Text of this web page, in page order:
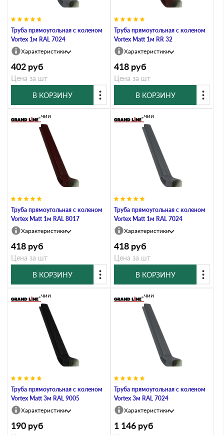
Труба прямоугольная с коленом
Vortex 1м RAL 7024
Характеристики
402 руб
Цена за шт
В КОРЗИНУ
Труба прямоугольная с коленом
Vortex Matt 1м RR 32
Характеристики
418 руб
Цена за шт
В КОРЗИНУ
Труба прямоугольная с коленом
Vortex Matt 1м RAL 8017
В наличии
Характеристики
418 руб
Цена за шт
В КОРЗИНУ
Труба прямоугольная с коленом
Vortex Matt 1м RAL 7024
В наличии
Характеристики
418 руб
Цена за шт
В КОРЗИНУ
Труба прямоугольная с коленом
Vortex Matt 3м RAL 9005
В наличии
Характеристики
190 руб
Труба прямоугольная с коленом
Vortex 3м RAL 7024
В наличии
Характеристики
1 146 руб